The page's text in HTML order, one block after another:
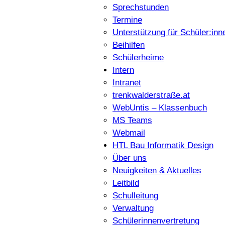
Sprechstunden
Termine
Unterstützung für
Beihilfen
Schülerheime
Intern
Intranet
trenkwalderstraße.at
WebUntis – Klassenbuch
MS Teams
Webmail
HTL Bau Informatik Design
Über uns
Neuigkeiten & Aktuelles
Leitbild
Schulleitung
Verwaltung
Schülerinnenvertretung